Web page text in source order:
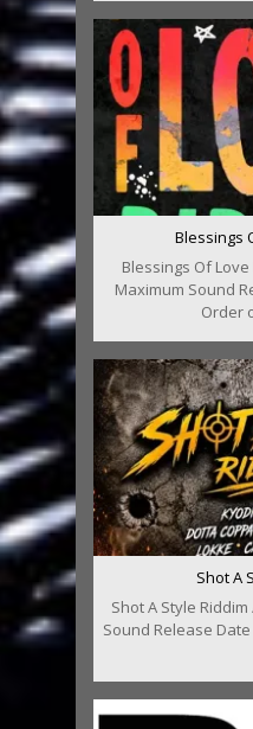
Blessings
Blessings Of
Maximum Sound
Order
Shot A
Shot A Style
Sound Release Date